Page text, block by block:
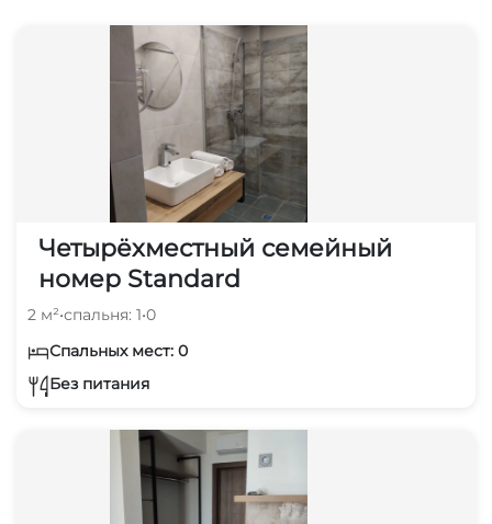
Четырёхместный семейный
номер Standard
2 м²•спальня: 1•0
Спальных мест: 0
Без питания